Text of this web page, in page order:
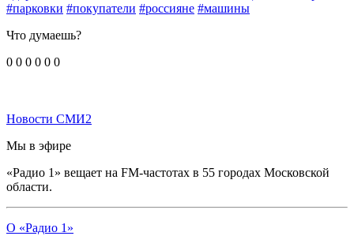
#парковки #покупатели #россияне #машины
Что думаешь?
0 0 0 0 0 0
Новости СМИ2
Мы в эфире
«Радио 1» вещает на FM-частотах в 55 городах Московской
области.
О «Радио 1»